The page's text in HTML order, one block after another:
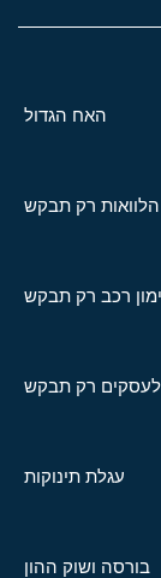
האח הגדול
הלוואות רק תבקש
רכב רק תבקש
לעסקים רק תבקש
עגלת תינוקות
בורסה ושוק ההון